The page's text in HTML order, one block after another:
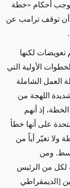
أحكام «خطة
أن توقف ترامب عن
.
تعويضات لكنها
الأولية التي
العمل الشاملة
اللهجة من
إذ أنهم
على أنها خطأ
ولا تغيّر أياً من
ومن
لكل من الرئيس
[الديمقراطي